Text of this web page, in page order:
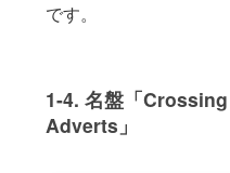
です。
1-4. 名盤「
Adverts」